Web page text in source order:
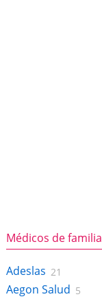
Médicos de
Adeslas 21
Aegon Salud 5